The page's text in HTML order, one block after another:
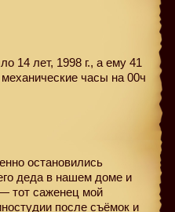
14 лет, 1998 г., а ему 41
часы на 00ч
остановились
деда в нашем доме и
тот саженец мой
после съёмок и